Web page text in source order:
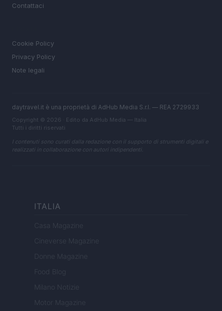
Contattaci
Cookie Policy
Privacy Policy
Note legali
daytravel.it è una proprietà di AdHub Media S.r.l. — REA 2729933
Copyright © 2026 · Edito da AdHub Media — Italia
Tutti i diritti riservati
I contenuti sono curati dalla redazione con il supporto di strumenti digitali e
realizzati in collaborazione con autori indipendenti.
ITALIA
Casa Magazine
Cineverse Magazine
Donne Magazine
Food Blog
Milano Notizie
Motor Magazine